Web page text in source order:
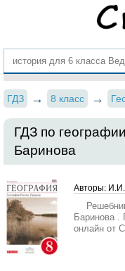
ГДЗ 8 класс
ГДЗ по
Баринова
Авторы:
Баринова .
онлайн от